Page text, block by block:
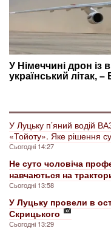
У Луцьку п’яний водій
«Тойоту». Яке рішення
Сьогодні 14:27
Не суто чоловіча
навчаються на
Сьогодні 13:58
У Луцьку провели в
Скрицького
Сьогодні 13:29